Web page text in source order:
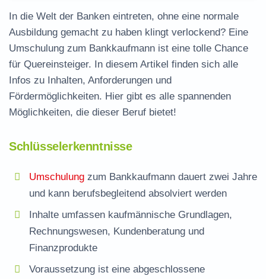
In die Welt der Banken eintreten, ohne eine normale
Ausbildung gemacht zu haben klingt verlockend? Eine
Umschulung zum Bankkaufmann ist eine tolle Chance
für Quereinsteiger. In diesem Artikel finden sich alle
Infos zu Inhalten, Anforderungen und
Fördermöglichkeiten. Hier gibt es alle spannenden
Möglichkeiten, die dieser Beruf bietet!
Schlüsselerkenntnisse
Umschulung zum Bankkaufmann dauert zwei Jahre
und kann berufsbegleitend absolviert werden
Inhalte umfassen kaufmännische Grundlagen,
Rechnungswesen, Kundenberatung und
Finanzprodukte
Voraussetzung ist eine abgeschlossene